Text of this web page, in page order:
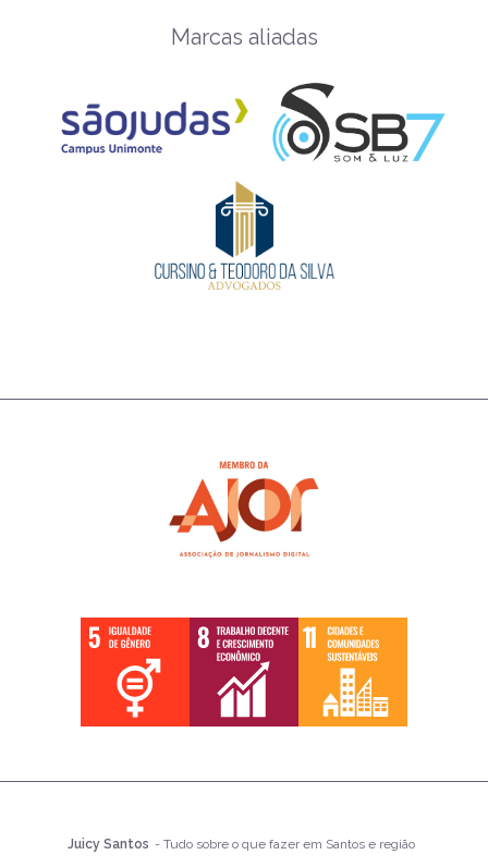
Marcas aliadas
Juicy Santos - Tudo sobre o que fazer em Santos e região